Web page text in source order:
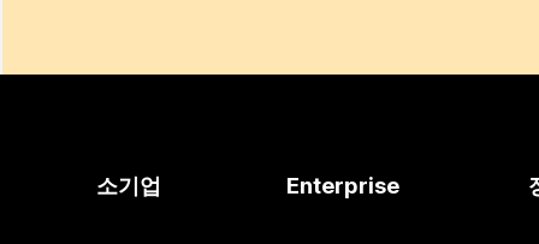
소기업 Enterprise